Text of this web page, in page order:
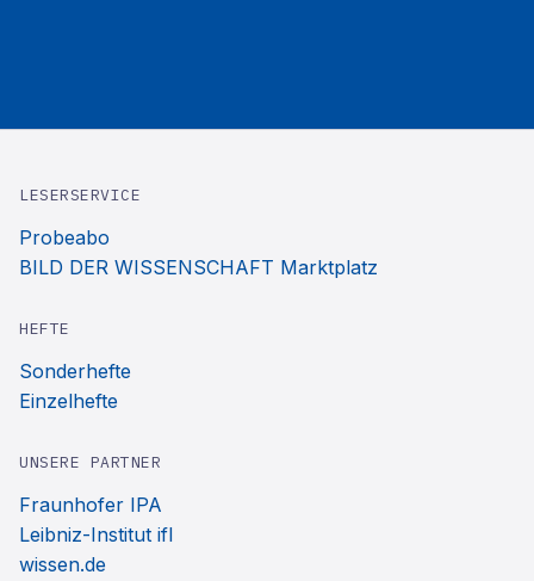
LESERSERVICE
Probeabo
BILD DER WISSENSCHAFT Marktplatz
HEFTE
Sonderhefte
Einzelhefte
UNSERE PARTNER
Fraunhofer IPA
Leibniz-Institut ifl
wissen.de